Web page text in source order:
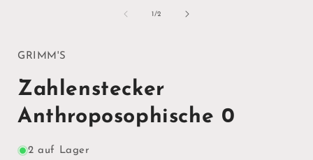
1/von
2
GRIMM'S
Zahlenstecker
Anthroposophische 0
2 auf Lager